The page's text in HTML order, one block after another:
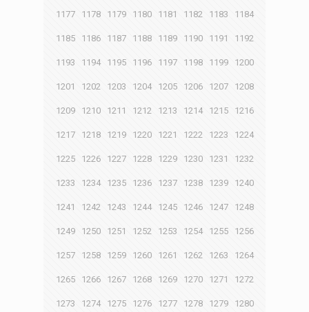
1177 1178 1179 1180 1181 1182 1183 1184
1185 1186 1187 1188 1189 1190 1191 1192
1193 1194 1195 1196 1197 1198 1199 1200
1201 1202 1203 1204 1205 1206 1207 1208
1209 1210 1211 1212 1213 1214 1215 1216
1217 1218 1219 1220 1221 1222 1223 1224
1225 1226 1227 1228 1229 1230 1231 1232
1233 1234 1235 1236 1237 1238 1239 1240
1241 1242 1243 1244 1245 1246 1247 1248
1249 1250 1251 1252 1253 1254 1255 1256
1257 1258 1259 1260 1261 1262 1263 1264
1265 1266 1267 1268 1269 1270 1271 1272
1273 1274 1275 1276 1277 1278 1279 1280